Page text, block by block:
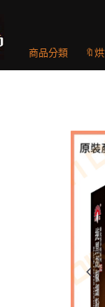
商品分類 🔖